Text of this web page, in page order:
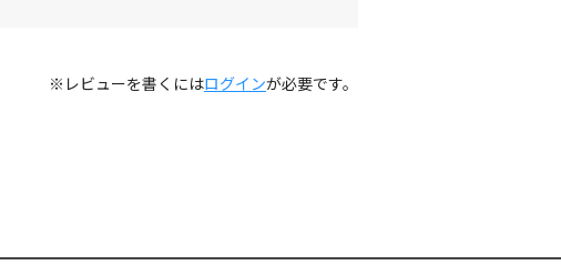
※レビューを書くにはログインが必要です。